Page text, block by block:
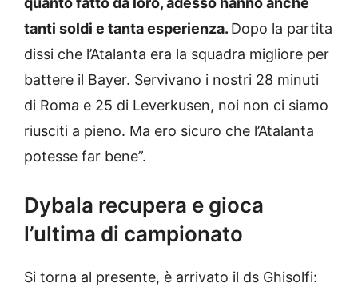
tanti soldi e tanta esperienza. Dopo la partita
dissi che l’Atalanta era la squadra migliore per
battere il Bayer. Servivano i nostri 28 minuti
di Roma e 25 di Leverkusen, noi non ci siamo
riusciti a pieno. Ma ero sicuro che l’Atalanta
potesse far bene”.
Dybala recupera e gioca
l’ultima di campionato
Si torna al presente, è arrivato il ds Ghisolfi: